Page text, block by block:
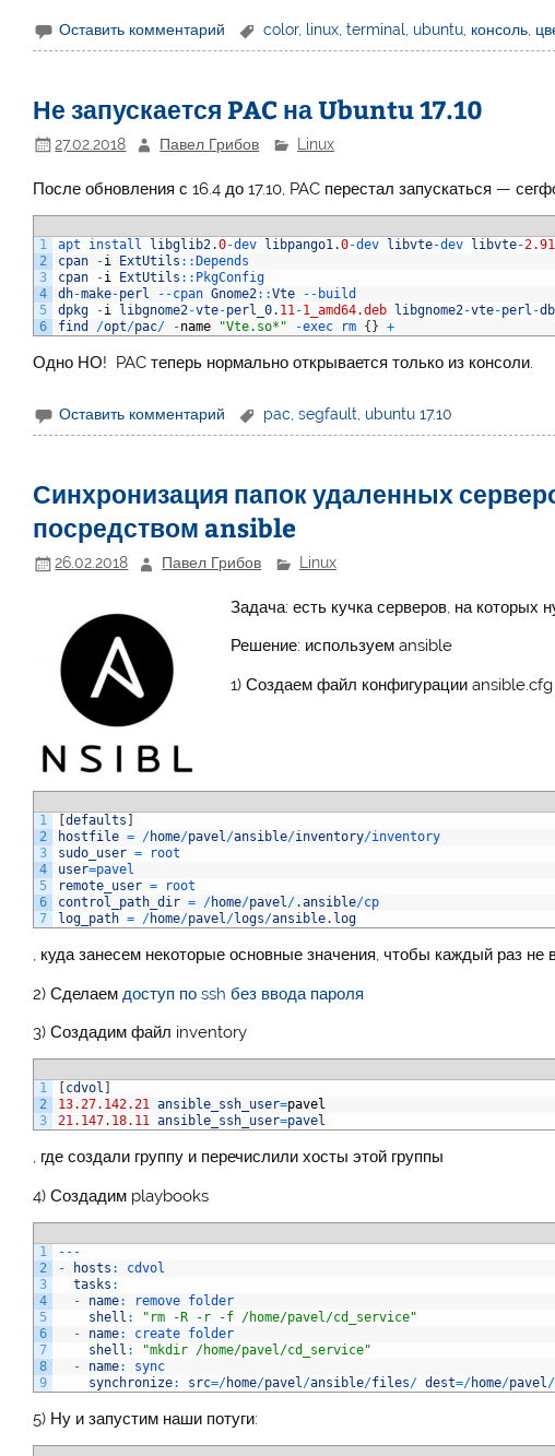
Оставить комментарий color, linux ,terminal ubuntu консоль
Не запускается PAC на Ubuntu 17.10
27.02.2018 Павел Грибов Linux
После обновления с 16.4 до 17.10, PAC перестал запускаться —
1
2
3
4
5
6
apt install libglib2.0-dev libpango1.0-dev libvte-dev libvte-2.91
cpan
-i ExtUtils :: Depends
cpan
-i ExtUtils :: PkgConfig
dh-make-perl --cpan Gnome2::Vte -- build
dpkg
-i libgnome2-vte-perl_0. 11-1_amd64.deb libgnome2-vte-perl -
find
/opt/pac/ -name "Vte.so*" -exec rm { } +
Одно НО! PAC теперь нормально открывается только из консоли.
Оставить комментарий pac ,segfault ubuntu 17.10
Синхронизация папок удаленных
посредством ansible
26.02.2018 Павел Грибов Linux
Задача: есть кучка серверов, на которых
Решение: используем ansible
1) Создаем файл конфигурации ansible.cfg
1
2
3
4
5
6
7
[defaults
hostfile = /home/pavel/ansible/inventory/inventory
sudo_user =
root
user=pavel
remote_user =
root
control_path_dir = /home/pavel/.ansible/cp
log_path = /home/pavel/logs/ansible. log
, куда занесем некоторые основные значения, чтобы каждый раз не
2) Сделаемдоступ по ssh без ввода пароля
3) Создадим файл inventory
1
2
3
cdvol
13.27.142.21 ansible_ssh_user=pavel
21.147.18.11 ansible_ssh_user=pavel
, где создали группу и перечислили хосты этой группы
4) Создадим playbooks
1
2
3
4
5
6
7
8
9
-- -
-
hosts :
cdvol
tasks :
-
name: remove folder
shell :
"rm -R -r -f /home/pavel/cd_service"
-
name: create folder
shell :
"mkdir /home/pavel/cd_service"
-
name:
sync
synchronize: src=/home/pavel /ansible/files/ dest=/home/pavel /
5) Ну и запустим наши потуги: